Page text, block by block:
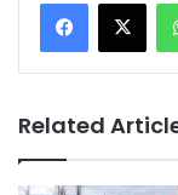
Related